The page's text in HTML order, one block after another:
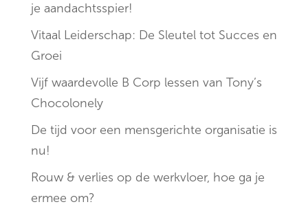
je aandachtsspier!
Vitaal Leiderschap: De Sleutel tot Succes en
Groei
Vijf waardevolle B Corp lessen van Tony’s
Chocolonely
De tijd voor een mensgerichte organisatie is
nu!
Rouw & verlies op de werkvloer, hoe ga je
ermee om?